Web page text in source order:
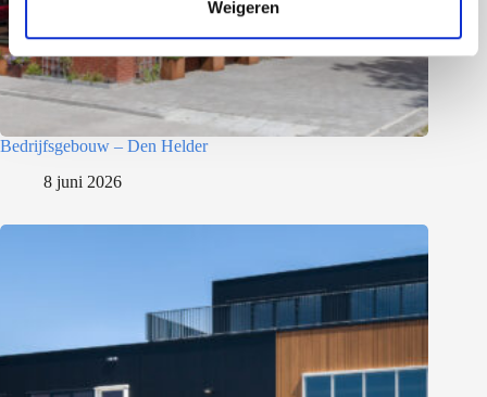
i
e
Weigeren
Bedrijfsgebouw – Den Helder
8 juni 2026